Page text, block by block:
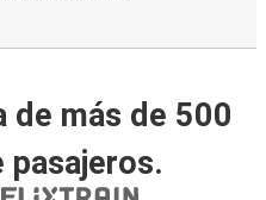
de más de 500
pasajeros.